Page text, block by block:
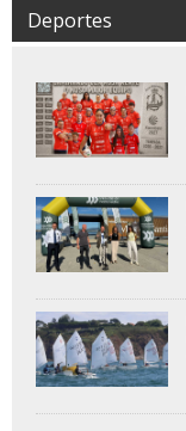
Deportes